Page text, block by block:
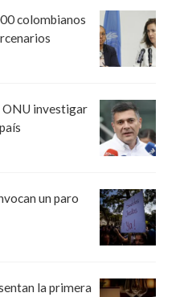
colombianos
ONU investigar
un paro
la primera